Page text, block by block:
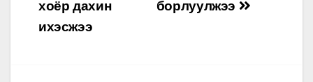
борлуулжээ
хоёр дахин
ихэсжээ